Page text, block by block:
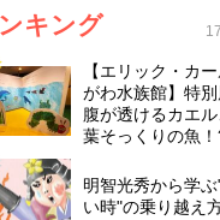
キング
【エリック・カ
がわ水族館】特
腹が透けるカエ
葉そっくりの魚
明智光秀から学
い時"の乗り越え